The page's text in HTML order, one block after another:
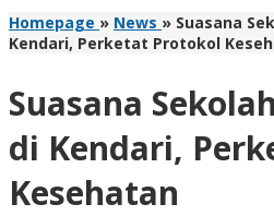
Homepage » News » Suasana
Kendari, Perketat Protokol
Suasana
di Kendari,
Kesehatan